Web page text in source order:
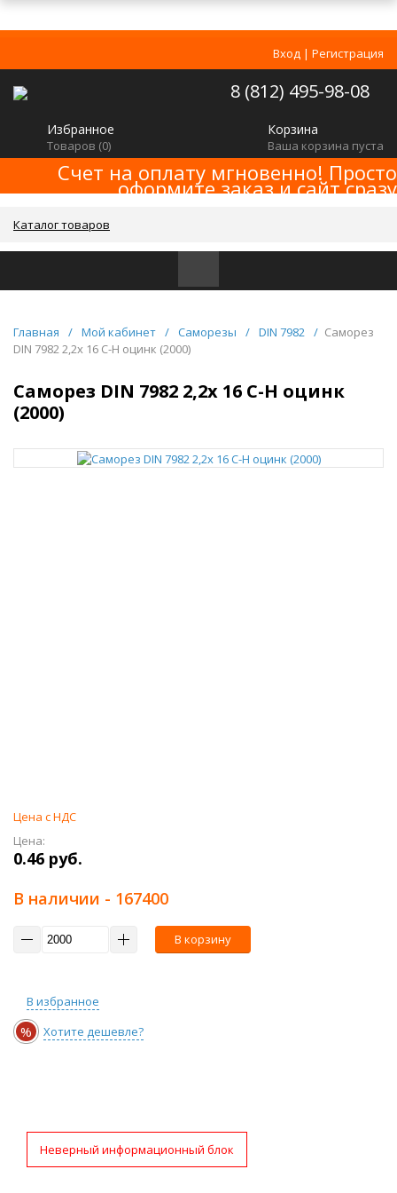
Вход | Регистрация
8 (812) 495-98-08
Избранное
Товаров (0)
Корзина
Ваша корзина пуста
Счет на оплату мгновенно! Просто
оформите заказ и сайт сразу
Каталог товаров
Главная / Мой кабинет / Саморезы / DIN 7982 / Саморез
DIN 7982 2,2x 16 C-H оцинк (2000)
Саморез DIN 7982 2,2x 16 C-H оцинк
(2000)
Цена с НДС
Цена:
0.46 руб.
В наличии - 167400
В корзину
В избранное
% Хотите дешевле?
Неверный информационный блок